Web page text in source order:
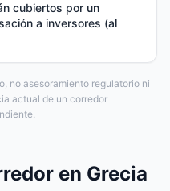
cubiertos por un
a inversores (al
no asesoramiento regulatorio ni
actual de un corredor
en Grecia